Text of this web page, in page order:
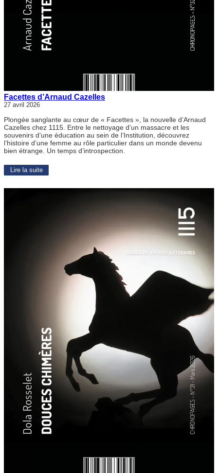
Facettes d’Arnaud Cazelles
27 avril 2026
Plongée sanglante au cœur de « Facettes », la nouvelle d’Arnaud
Cazelles chez 1115. Entre le nettoyage d’un massacre et les
souvenirs d’une éducation au sein de l’Institution, découvrez
l’histoire d’une femme au rôle particulier dans un monde devenu
bien étrange. Un temps d’introspection.
Lire la suite